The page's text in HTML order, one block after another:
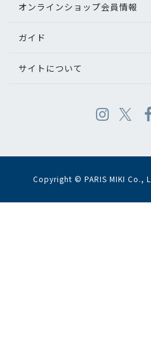
オンラインショップ会員情報
ガイド
サイトについて
Copyright © PARIS MIKI Co.,